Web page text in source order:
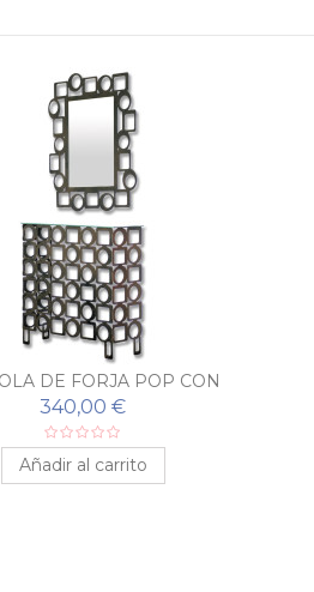
DE FORJA POP CON
ESPEJO A JUEGO
340,00 €
Añadir al carrito